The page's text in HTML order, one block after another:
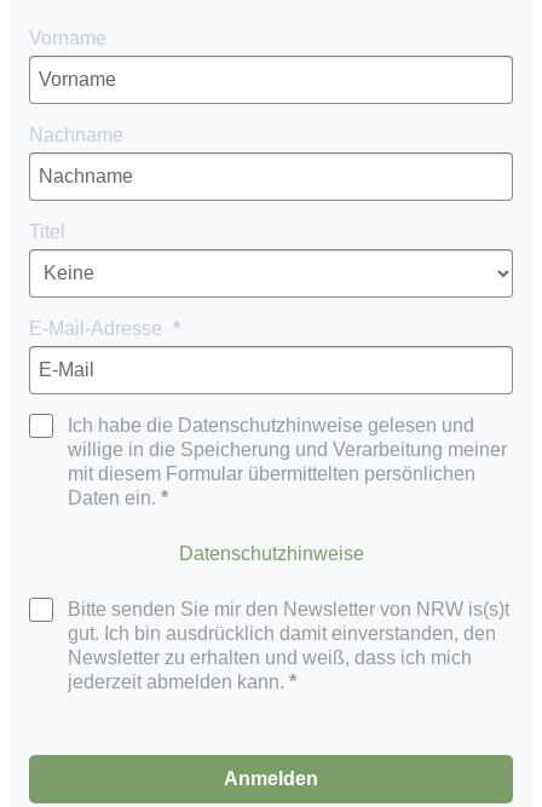
Vorname
Nachname
Titel
E-Mail-Adresse
Ich habe die Datenschutzhinweise gelesen und
willige in die Speicherung und Verarbeitung meiner
mit diesem Formular übermittelten persönlichen
Daten ein.
Datenschutzhinweise
Bitte senden Sie mir den Newsletter von NRW is(s)t
gut. Ich bin ausdrücklich damit einverstanden, den
Newsletter zu erhalten und weiß, dass ich mich
jederzeit abmelden kann.
Anmelden